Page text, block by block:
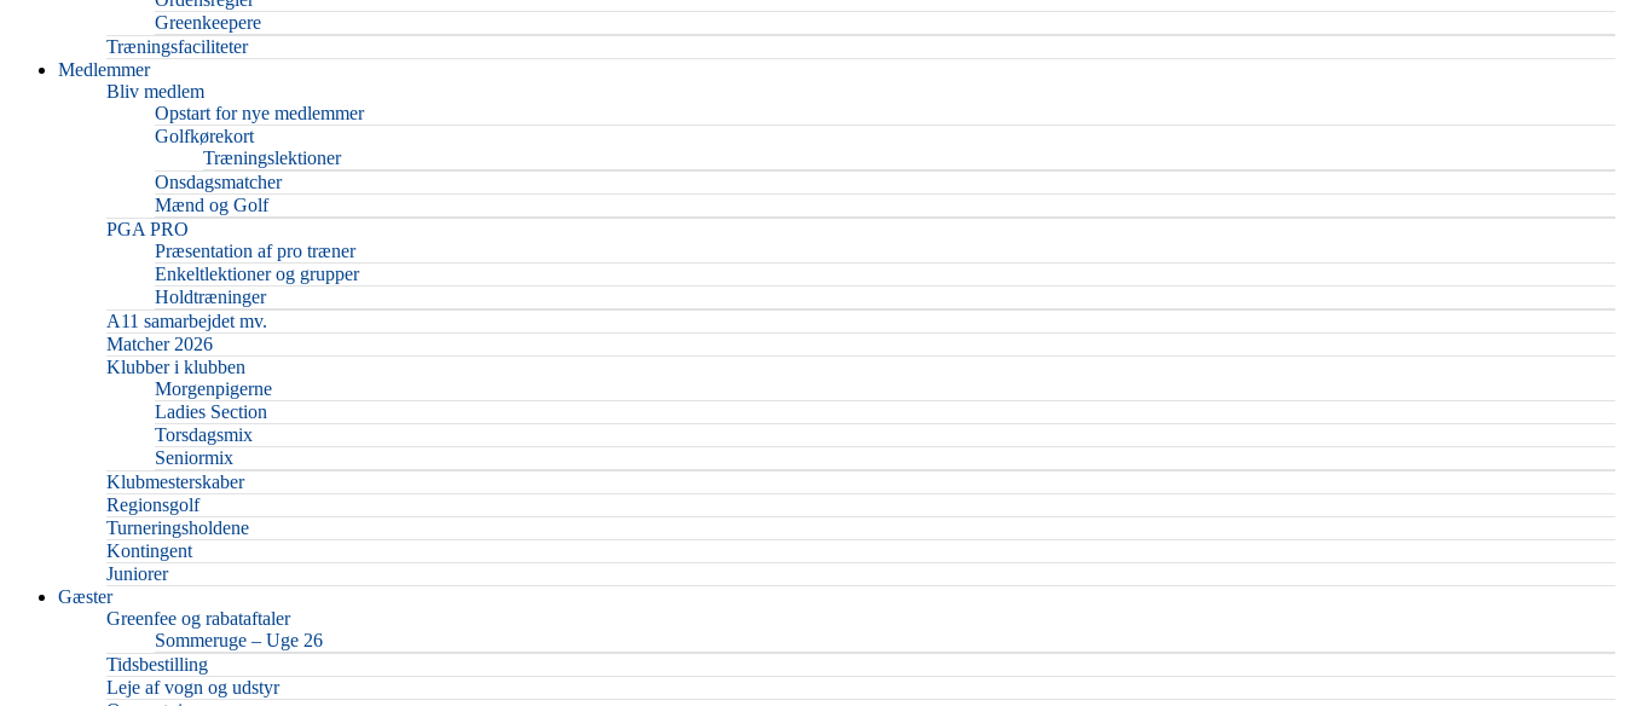
Greenkeepere
Træningsfaciliteter
Medlemmer
Bliv medlem
Opstart for nye medlemmer
Golfkørekort
Træningslektioner
Onsdagsmatcher
Mænd og Golf
PGA PRO
Præsentation af pro træner
Enkeltlektioner og grupper
Holdtræninger
A11 samarbejdet mv.
Matcher 2026
Klubber i klubben
Morgenpigerne
Ladies Section
Torsdagsmix
Seniormix
Klubmesterskaber
Regionsgolf
Turneringsholdene
Kontingent
Juniorer
Gæster
Greenfee og rabataftaler
Sommeruge – Uge 26
Tidsbestilling
Leje af vogn og udstyr